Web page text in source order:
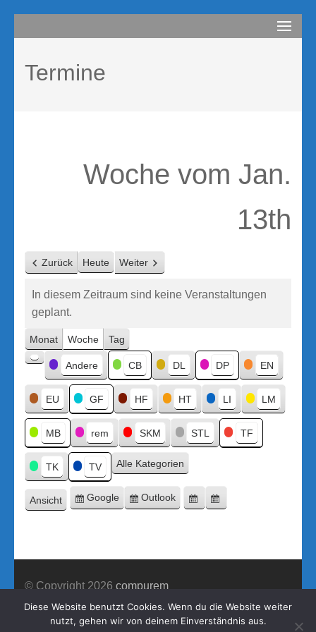
Inhalt
(Enter
drücken)
compurem
Termine
Woche vom Jan.
13th
Zurück Heute Weiter
In diesem Zeitraum sind keine Veranstaltungen
geplant.
Monat Woche Tag
Kategorien
Kategorie
ohne
Titel
Andere CB DL DP EN
EU GF HF HT LI LM
MB rem SKM STL TF
TK TV Alle Kategorien
Ansicht ausdrucken
Eintragen
Google
Eintragen
Outlook
Google-
© Copyright 2026 compurem
Construction Company | Entwickelt von Rara Theme
Präsentiert von WordPress.
Diese Website benutzt Cookies. Wenn du die Website weiter
nutzt, gehen wir von deinem Einverständnis aus.